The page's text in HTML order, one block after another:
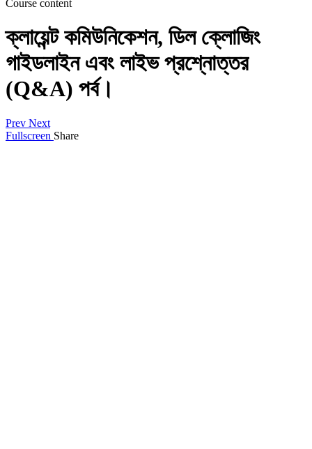
Course content
ক্লায়েন্ট কমিউনিকেশন, ডিল ক্লোজিং
গাইডলাইন এবং লাইভ প্রশ্নোত্তর
(Q&A) পর্ব।
Prev Next
Fullscreen Share